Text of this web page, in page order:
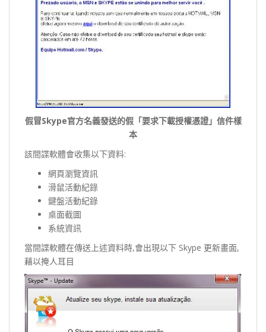
假冒Skype官方名義發送的假「要求下載授權憑證」信件樣
本
該間諜軟體會收集以下資料:
網頁瀏覽資訊
滑鼠活動紀錄
鍵盤活動紀錄
桌面截圖
系統資訊
當間諜軟體在傳送上述資料時,會出現以下 Skype 更新畫面,
藉以掩人耳目